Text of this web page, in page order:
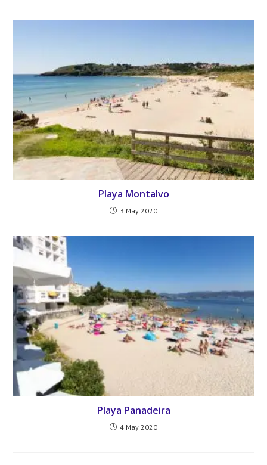
Playa Montalvo
3 May 2020
Playa Panadeira
4 May 2020